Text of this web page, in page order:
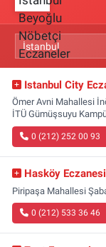
Istanbul City
Ömer Avni Mahallesi
İTÜ Gümüşsuyu
0 (212) 252 00 93
Hasköy Eczanesi
Piripaşa Mahallesi
0 (212) 533 36 46